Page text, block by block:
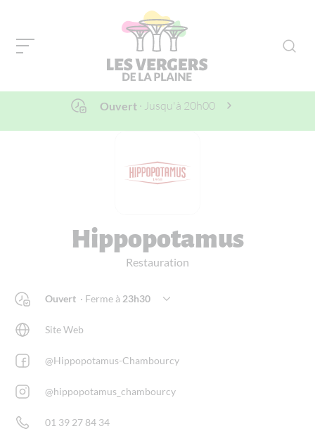
Ouvert · Jusqu'à 20h00
Hippopotamus
Restauration
Ouvert · Ferme à 23h30
Site Web
@Hippopotamus-Chambourcy
@hippopotamus_chambourcy
01 39 27 84 34